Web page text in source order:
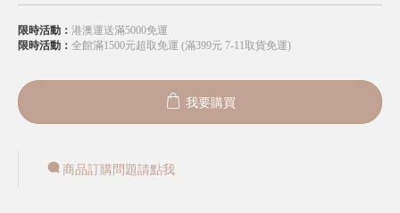
限時活動： 港澳運送滿5000免運
限時活動： 全館滿1500元超取免運 (滿399元 7-11取貨免運)
我要購買
商品訂購問題請點我